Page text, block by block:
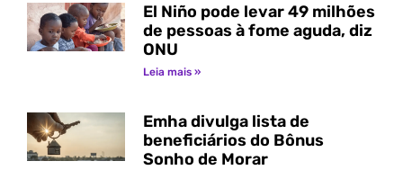
El Niño pode levar 49 milhões
de pessoas à fome aguda, diz
ONU
Leia mais »
Emha divulga lista de
beneficiários do Bônus
Sonho de Morar